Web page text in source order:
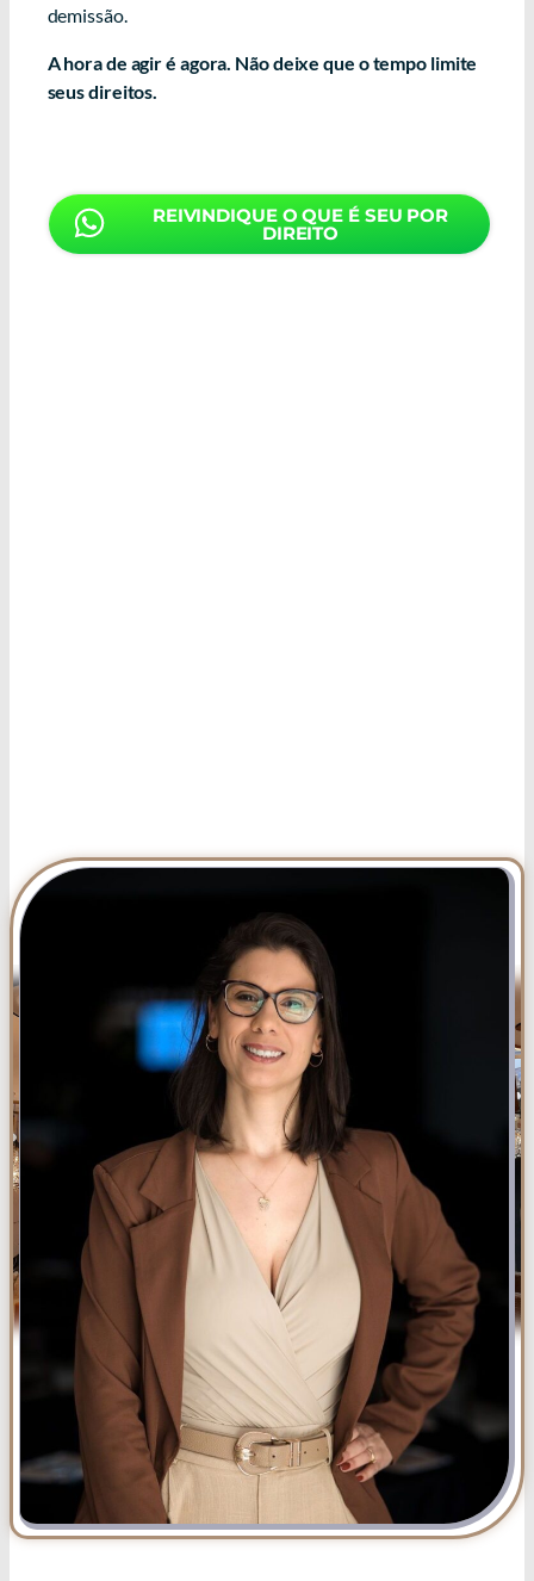
demissão.
A hora de agir é agora. Não deixe que o tempo limite
seus direitos.
REIVINDIQUE O QUE É SEU POR
DIREITO